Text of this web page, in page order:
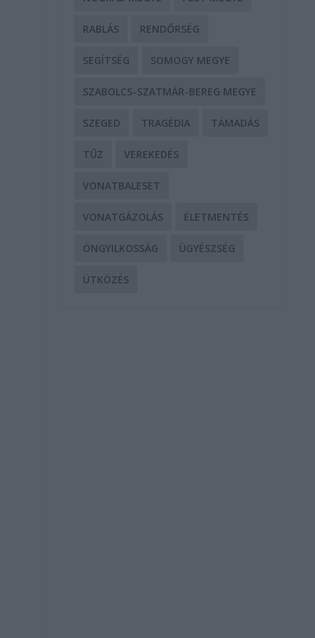
RABLÁS RENDŐRSÉG
SEGÍTSÉG SOMOGY MEGYE
SZABOLCS-SZATMÁR-BEREG MEGYE
SZEGED TRAGÉDIA TÁMADÁS
TŰZ VEREKEDÉS
VONATBALESET
VONATGÁZOLÁS ÉLETMENTÉS
ÖNGYILKOSSÁG ÜGYÉSZSÉG
ÜTKÖZÉS